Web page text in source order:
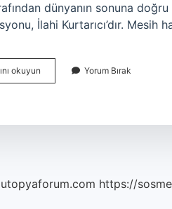
dünyanın sonuna
İlahi Kurtarıcı’dır.
okuyun
Inancı
Yorum Bırak
https://